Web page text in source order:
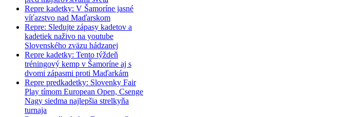
Repre kadetky: V Šamoríne jasné
víťazstvo nad Maďarskom
Repre: Sledujte zápasy kadetov a
kadetiek naživo na youtube
Slovenského zväzu hádzanej
Repre kadetky: Tento týždeň
tréningový kemp v Šamoríne aj s
dvomi zápasmi proti Maďarkám
Repre predkadetky: Slovenky Fair
Play tímom European Open, Csenge
Nagy siedma najlepšia strelkyňa
turnaja